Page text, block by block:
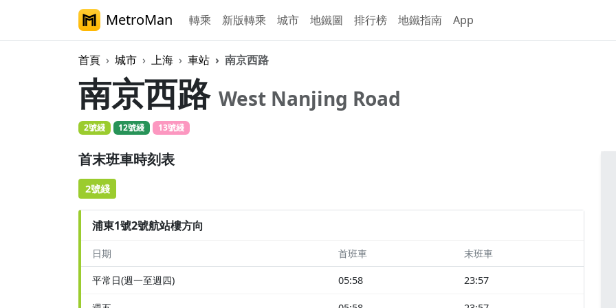
MetroMan 轉乘 新版轉乘 城市 地鐵圖 排行榜 地鐵指南 App
首頁 城市 上海 車站 南京西路
南京西路 West Nanjing Road
2號綫 12號綫 13號綫
首末班車時刻表
2號綫
浦東1號2號航站樓方向
日期 首班車 末班車
平常日(週一至週四) 05:58 23:57